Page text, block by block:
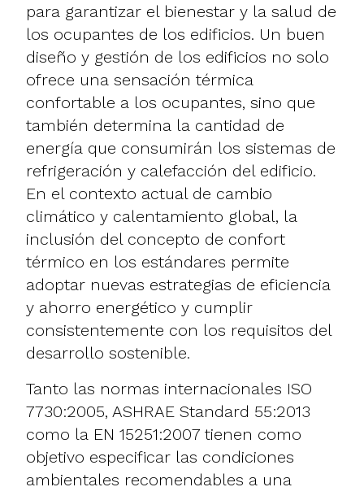
para garantizar el bienestar y la salud de
los ocupantes de los edificios. Un buen
diseño y gestión de los edificios no solo
ofrece una sensación térmica
confortable a los ocupantes, sino que
también determina la cantidad de
energía que consumirán los sistemas de
refrigeración y calefacción del edificio.
En el contexto actual de cambio
climático y calentamiento global, la
inclusión del concepto de confort
térmico en los estándares permite
adoptar nuevas estrategias de eficiencia
y ahorro energético y cumplir
consistentemente con los requisitos del
desarrollo sostenible.
Tanto las normas internacionales ISO
7730:2005, ASHRAE Standard 55:2013
como la EN 15251:2007 tienen como
objetivo especificar las condiciones
ambientales recomendables a una